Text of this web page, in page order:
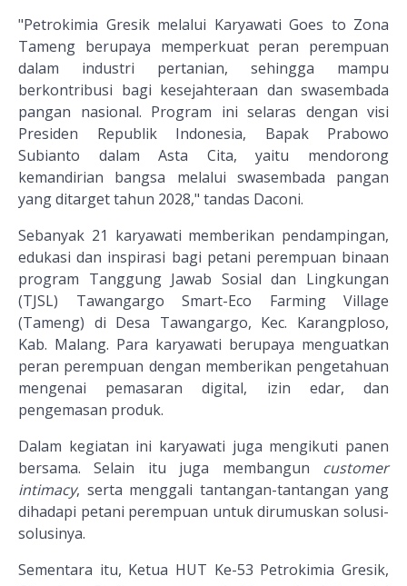
"Petrokimia Gresik melalui Karyawati Goes to Zona
Tameng berupaya memperkuat peran perempuan
dalam industri pertanian, sehingga mampu
berkontribusi bagi kesejahteraan dan swasembada
pangan nasional. Program ini selaras dengan visi
Presiden Republik Indonesia, Bapak Prabowo
Subianto dalam Asta Cita, yaitu mendorong
kemandirian bangsa melalui swasembada pangan
yang ditarget tahun 2028," tandas Daconi.
Sebanyak 21 karyawati memberikan pendampingan,
edukasi dan inspirasi bagi petani perempuan binaan
program Tanggung Jawab Sosial dan Lingkungan
(TJSL) Tawangargo Smart-Eco Farming Village
(Tameng) di Desa Tawangargo, Kec. Karangploso,
Kab. Malang. Para karyawati berupaya menguatkan
peran perempuan dengan memberikan pengetahuan
mengenai pemasaran digital, izin edar, dan
pengemasan produk.
Dalam kegiatan ini karyawati juga mengikuti panen
bersama. Selain itu juga membangun customer
intimacy, serta menggali tantangan-tantangan yang
dihadapi petani perempuan untuk dirumuskan solusi-
solusinya.
Sementara itu, Ketua HUT Ke-53 Petrokimia Gresik,